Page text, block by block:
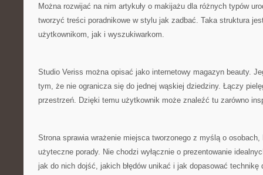
Można rozwijać na nim artykuły o makijażu dla różnych typów
tworzyć treści poradnikowe w stylu jak zadbać. Taka struktura
użytkownikom, jak i wyszukiwarkom.
Studio Veriss można opisać jako internetowy magazyn beauty.
tym, że nie ogranicza się do jednej wąskiej dziedziny. Łączy
przestrzeń. Dzięki temu użytkownik może znaleźć tu zarówno
Strona sprawia wrażenie miejsca tworzonego z myślą o
użyteczne porady. Nie chodzi wyłącznie o prezentowanie
jak do nich dojść, jakich błędów unikać i jak dopasować technikę